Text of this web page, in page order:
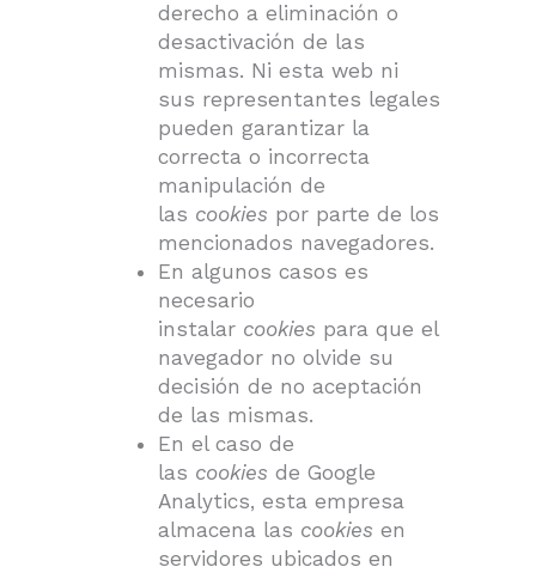
derecho a eliminación o
desactivación de las
mismas. Ni esta web ni
sus representantes legales
pueden garantizar la
correcta o incorrecta
manipulación de
las cookies por parte de los
mencionados navegadores.
En algunos casos es
necesario
instalar cookies para que el
navegador no olvide su
decisión de no aceptación
de las mismas.
En el caso de
las cookies de Google
Analytics, esta empresa
almacena las cookies en
servidores ubicados en